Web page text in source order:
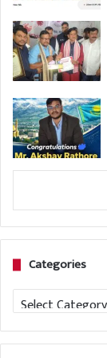
Categories
Categories